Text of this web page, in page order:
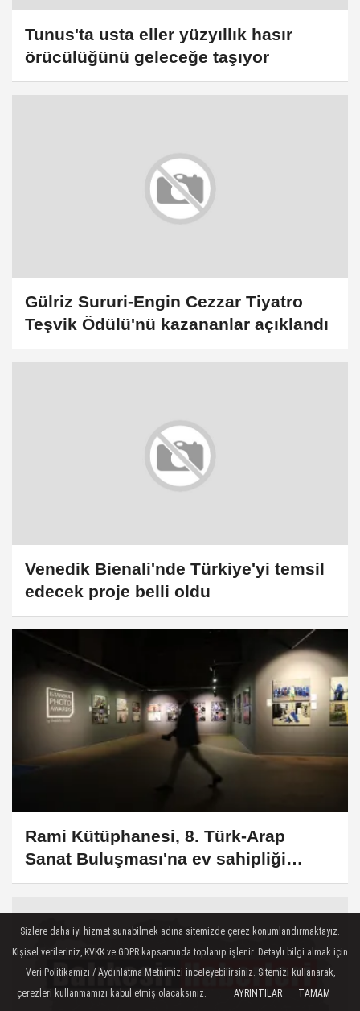
Tunus'ta usta eller yüzyıllık hasır
örücülüğünü geleceğe taşıyor
Gülriz Sururi-Engin Cezzar Tiyatro
Teşvik Ödülü'nü kazananlar açıklandı
Venedik Bienali'nde Türkiye'yi temsil
edecek proje belli oldu
Rami Kütüphanesi, 8. Türk-Arap
Sanat Buluşması'na ev sahipliği
yapacak
Sizlere daha iyi hizmet sunabilmek adına sitemizde çerez konumlandırmaktayız.
Kişisel verileriniz, KVKK ve GDPR kapsamında toplanıp işlenir. Detaylı bilgi almak için
Veri Politikamızı / Aydınlatma Metnimizi inceleyebilirsiniz. Sitemizi kullanarak,
çerezleri kullanmamızı kabul etmiş olacaksınız.
AYRINTILAR TAMAM